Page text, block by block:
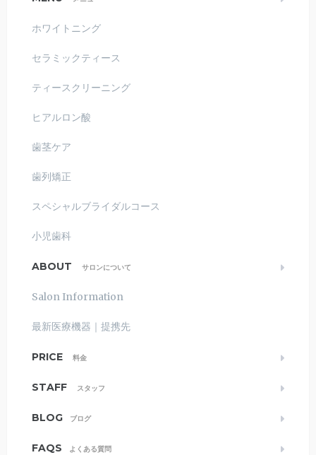
ホワイトニング
セラミックティース
ティースクリーニング
ヒアルロン酸
歯茎ケア
歯列矯正
スペシャルブライダルコース
小児歯科
ABOUT サロンについて
Salon Information
最新医療機器｜提携先
PRICE 料金
STAFF スタッフ
BLOG ブログ
FAQS よくある質問